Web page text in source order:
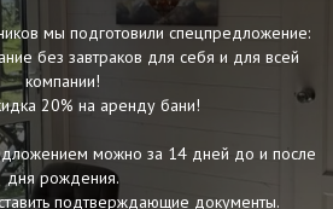
мы подготовили спецпредложение:
без завтраков для себя и для всей
компании!
20% на аренду бани!
можно за 14 дней до и после
дня рождения.
подтверждающие документы.